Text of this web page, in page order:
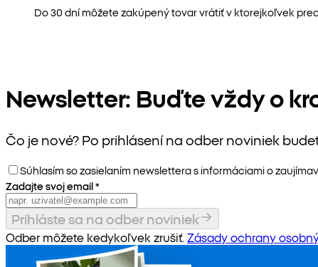
Do 30 dní môžete zakúpený tovar vrátiť v ktorejkoľvek
Newsletter: Buďte vždy o
Čo je nové? Po prihlásení na odber noviniek
Súhlasím so zasielaním newslettera s informáciami o
Zadajte svoj email*
Prihláste sa na odber noviniek
Odber môžete kedykoľvek zrušiť. Zásady ochrany